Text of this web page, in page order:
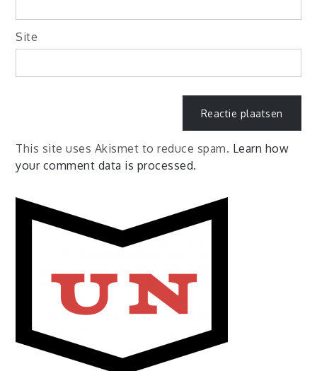
Site
This site uses Akismet to reduce spam. Learn how
your comment data is processed.